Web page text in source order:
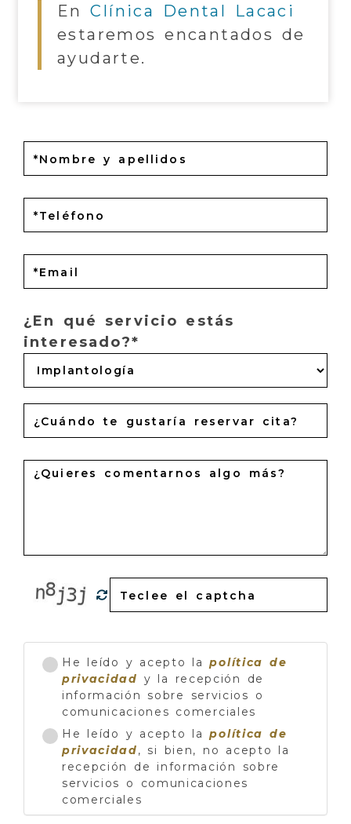
EnClínica Dental Lacaci
estaremos encantados de
ayudarte.
¿En qué servicio estás
interesado?*
He leído y acepto lapolítica de
privacidad y la recepción de
información sobre servicios o
comunicaciones comerciales
He leído y acepto lapolítica de
privacidad, si bien, no acepto la
recepción de información sobre
servicios o comunicaciones
comerciales